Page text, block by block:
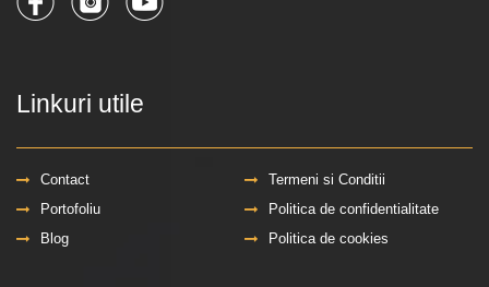
Linkuri utile
Contact
Termeni si Conditii
Portofoliu
Politica de confidentialitate
Blog
Politica de cookies